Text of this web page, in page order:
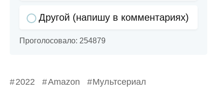
Другой (напишу в комментариях)
Проголосовало: 254879
2022 Amazon
Мультсериал